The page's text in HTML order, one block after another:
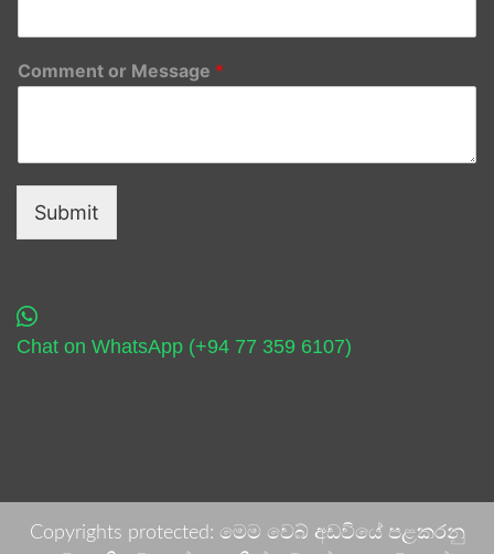
Comment or Message *
Submit
Chat on WhatsApp (+94 77 359 6107)
Copyrights protected: මෙම වෙබ් අඩවියේ පළකරනු